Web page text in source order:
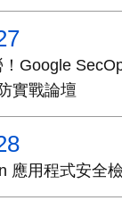
Google
實戰論壇
應用程式安全